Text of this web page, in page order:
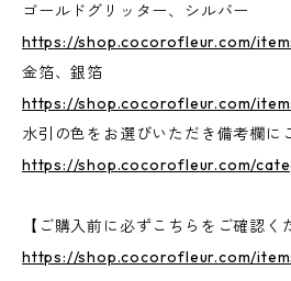
ゴールドグリッター、シルバー
https://shop.cocorofleur.com/
金箔、銀箔
https://shop.cocorofleur.com/
水引の色をお選びいただき備考欄に
https://shop.cocorofleur.com/
【ご購入前に必ずこちらをご確認く
https://shop.cocorofleur.com/